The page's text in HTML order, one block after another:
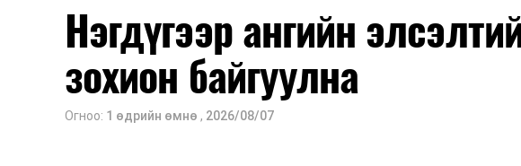
Нэгдүгээр ангийн
зохион байгуулна
Огноо: 1 өдрийн өмнө , 2026/08/07